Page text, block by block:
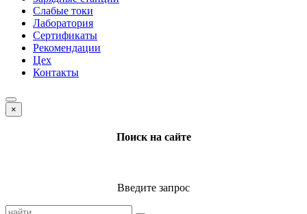
Слабые токи
Лаборатория
Сертификаты
Рекомендации
Цех
Контакты
×
Поиск на сайте
Введите запрос